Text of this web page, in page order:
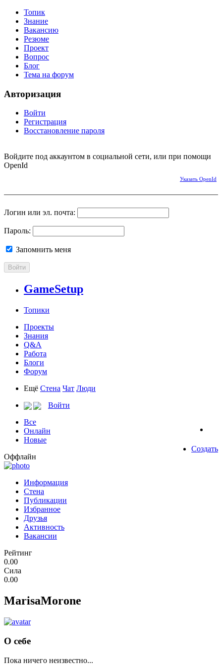
Топик
Знание
Вакансию
Резюме
Проект
Вопрос
Блог
Тема на форум
Авторизация
Войти
Регистрация
Восстановление пароля
Войдите под аккаунтом в социальной сети, или при помощи
OpenId
Указать OpenId
Логин или эл. почта:
Пароль:
Запомнить меня
Войти
GameSetup
Топики
Проекты
Знания
Q&A
Работа
Блоги
Форум
Ещё Стена Чат Люди
Войти
Все
Онлайн
Новые
Создать
Оффлайн
Информация
Стена
Публикации
Избранное
Друзья
Активность
Вакансии
Рейтинг
0.00
Сила
0.00
MarisaMorone
О себе
Пока ничего неизвестно...